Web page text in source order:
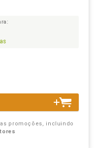
promoções, incluindo